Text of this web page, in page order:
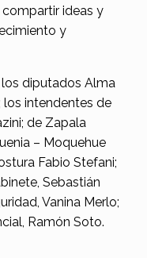
ideas y
y
los diputados Alma
los intendentes de
de Zapala
– Moquehue
Fabio Stefani;
Sebastián
Vanina Merlo;
Ramón Soto.